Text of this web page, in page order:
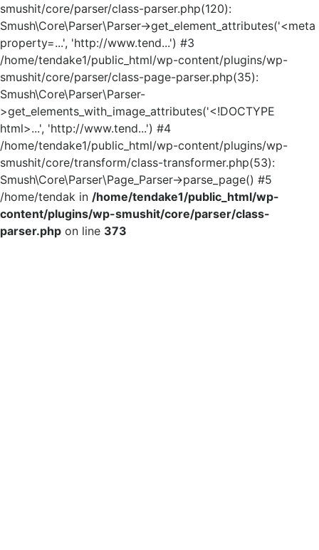
smushit/core/parser/class-parser.php(120):
Smush\Core\Parser\Parser->get_element_attributes('<meta
property=...', 'http://www.tend...') #3
/home/tendake1/public_html/wp-content/plugins/wp-
smushit/core/parser/class-page-parser.php(35):
Smush\Core\Parser\Parser-
>get_elements_with_image_attributes('<!DOCTYPE
html>...', 'http://www.tend...') #4
/home/tendake1/public_html/wp-content/plugins/wp-
smushit/core/transform/class-transformer.php(53):
Smush\Core\Parser\Page_Parser->parse_page() #5
/home/tendak in /home/tendake1/public_html/wp-
content/plugins/wp-smushit/core/parser/class-
parser.php on line 373